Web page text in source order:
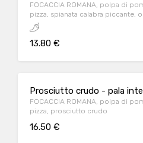
FOCACCIA ROMANA, polpa di
pizza, spianata calabra piccante,
13.80 €
Prosciutto crudo - pala
FOCACCIA ROMANA, polpa di
pizza, prosciutto crudo
16.50 €